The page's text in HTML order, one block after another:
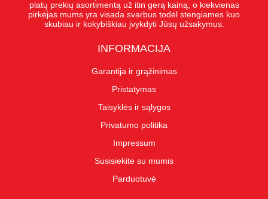
platų prekių asortimentą už itin gerą kainą, o kiekvienas
pirkėjas mums yra visada svarbus todėl stengiames kuo
skubiau ir kokybiškiau įvykdyti Jūsų užsakymus.
INFORMACIJA
Garantija ir grąžinimas
Pristatymas
Taisyklės ir sąlygos
Privatumo politika
Impressum
Susisiekite su mumis
Parduotuvė